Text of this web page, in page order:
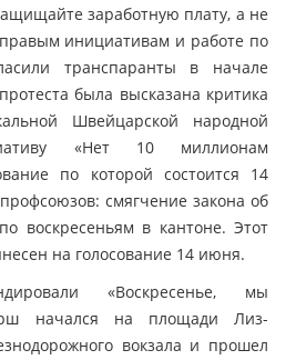
заработную плату, а не
инициативам и работе по
транспаранты в начале
была высказана критика
Швейцарской народной
«Нет 10 миллионам
по которой состоится 14
смягчение закона об
воскресеньям в кантоне. Этот
на голосование 14 июня.
«Воскресенье, мы
начался на площади Лиз-
вокзала и прошел